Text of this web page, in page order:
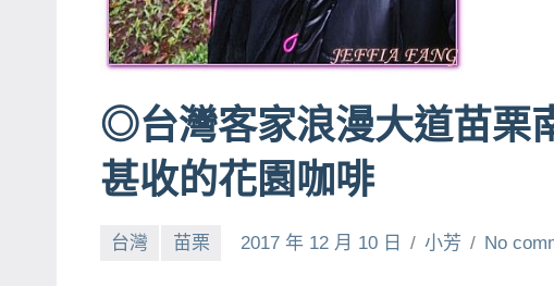
賓、
News
探
節
班
◎台灣客家浪漫大道苗栗
甚收的花園咖啡
台灣 苗栗 2017 年 12 月 10 日 小芳 No